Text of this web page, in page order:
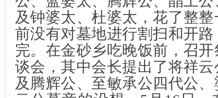
及钟婆太、杜婆太，花了整
前没有对墓地进行割扫和开
完。在金砂乡吃晚饭前，召
谈会，其中会长提出了将祥
及腾辉公、至敏承公四代公